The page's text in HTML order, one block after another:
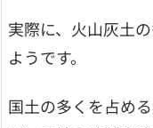
実際に、火山灰土
ようです。
国土の多くを占め